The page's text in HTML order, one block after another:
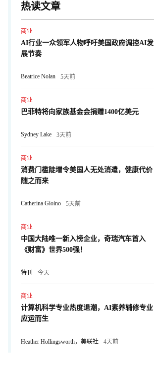
热读文章
商业
AI行业一众领军人物呼吁美国政府调控AI发
展节奏
Beatrice Nolan 5天前
商业
巴菲特将向家族基金会捐赠1400亿美元
Sydney Lake 3天前
商业
消费门槛陡增令美国人无处消遣，健康代价
随之而来
Catherina Gioino 5天前
商业
中国大陆唯一新入榜企业，奇瑞汽车首入
《财富》世界500强！
特刊 今天
商业
计算机科学专业热度退潮，AI素养辅修专业
应运而生
Heather Hollingsworth，美联社 4天前